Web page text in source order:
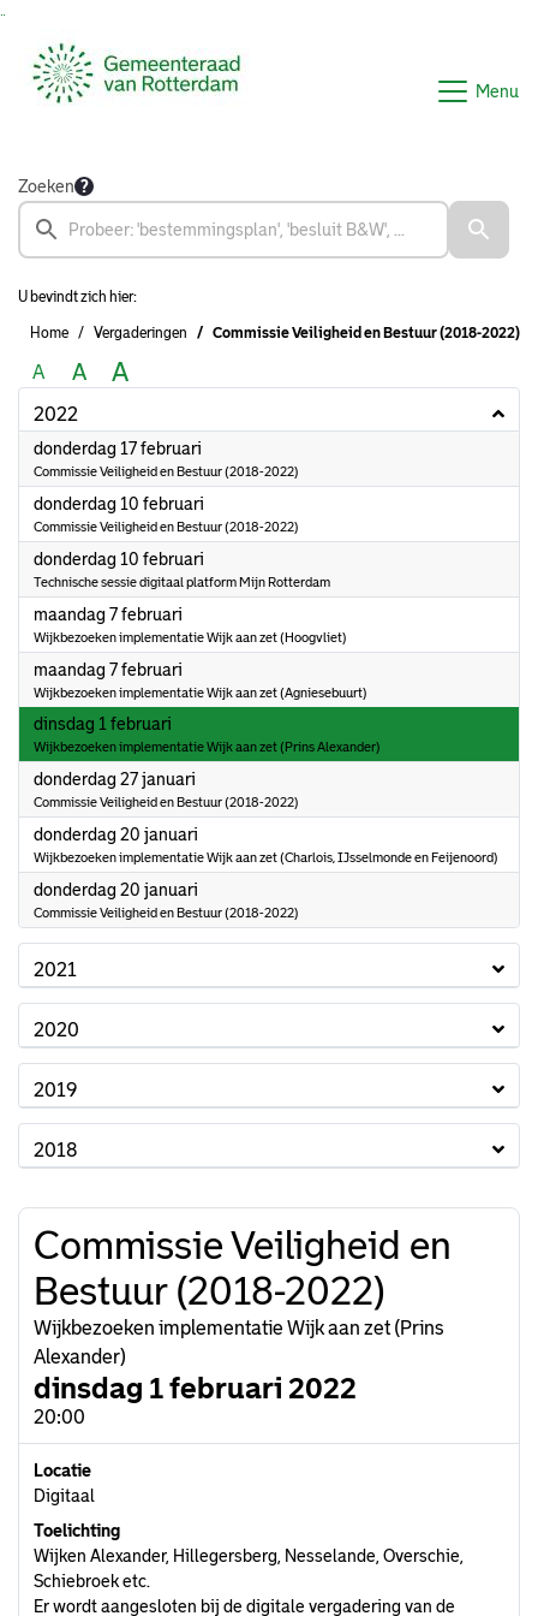
Menu
Zoeken
U bevindt zich hier:
Home Vergaderingen Commissie Veiligheid en Bestuur (2018-2022)
A A A
2022
donderdag 17 februari
Commissie Veiligheid en Bestuur (2018-2022)
donderdag 10 februari
Commissie Veiligheid en Bestuur (2018-2022)
donderdag 10 februari
Technische sessie digitaal platform Mijn Rotterdam
maandag 7 februari
Wijkbezoeken implementatie Wijk aan zet (Hoogvliet)
maandag 7 februari
Wijkbezoeken implementatie Wijk aan zet (Agniesebuurt)
dinsdag 1 februari
Wijkbezoeken implementatie Wijk aan zet (Prins Alexander)
donderdag 27 januari
Commissie Veiligheid en Bestuur (2018-2022)
donderdag 20 januari
Wijkbezoeken implementatie Wijk aan zet (Charlois, IJsselmonde en Feijenoord)
donderdag 20 januari
Commissie Veiligheid en Bestuur (2018-2022)
2021
2020
2019
2018
Commissie Veiligheid en
Bestuur (2018-2022)
Wijkbezoeken implementatie Wijk aan zet (Prins
Alexander)
dinsdag 1 februari 2022
20:00
Locatie
Digitaal
Toelichting
Wijken Alexander, Hillegersberg, Nesselande, Overschie,
Schiebroek etc.
Er wordt aangesloten bij de digitale vergadering van de